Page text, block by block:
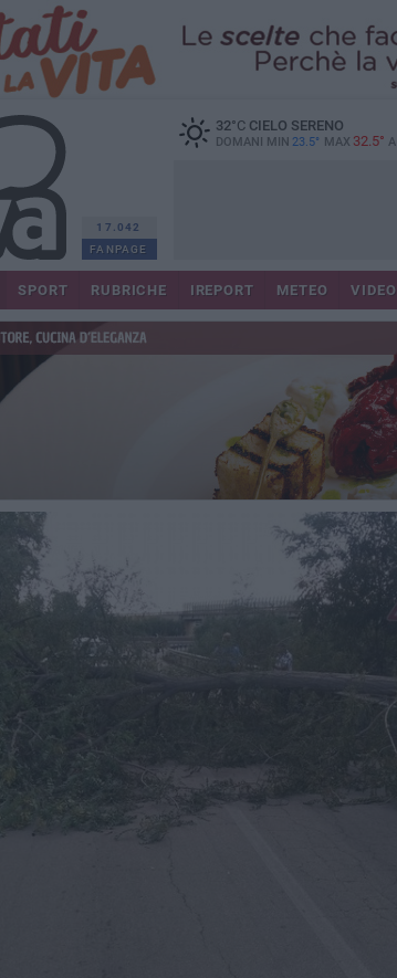
17.042
FANPAGE
32°CCIELO SERENO
DOMANI MIN 23.5° MAX 32.5° A
SPORT RUBRICHE IREPORT METEO VIDEO